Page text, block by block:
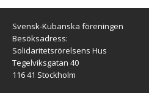
Svensk-Kubanska föreningen
Besöksadress:
Solidaritetsrörelsens Hus
Tegelviksgatan 40
116 41 Stockholm